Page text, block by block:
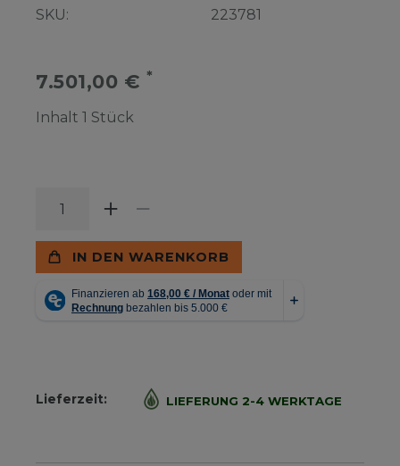
SKU:
223781
7.501,00 € *
Inhalt 1 Stück
IN DEN WARENKORB
Lieferzeit: LIEFERUNG 2-4 WERKTAGE